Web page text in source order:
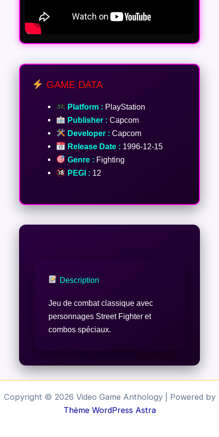
GAME DATA
Platform : PlayStation
Publisher : Capcom
Developer : Capcom
Release Date : 1996-12-15
Genre : Fighting
PEGI : 12
Description
Jeu de combat classique avec
personnages Street Fighter et
combos spéciaux.
Copyright © 2026 Video Game Anthology | Powered by
Thème WordPress Astra